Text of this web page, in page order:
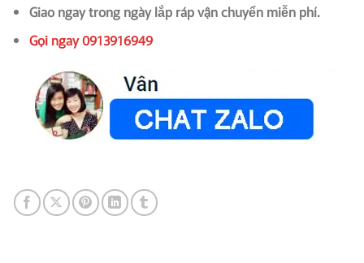
Giao ngay trong ngày lắp ráp vận chuyển miễn phí.
Gọi ngay 0913916949